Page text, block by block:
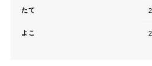
たて
よこ